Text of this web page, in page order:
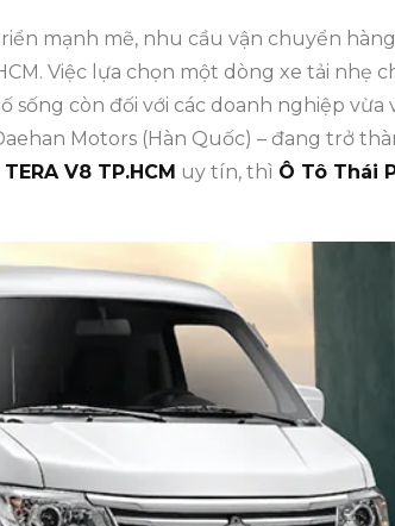
mạnh mẽ, nhu cầu vận chuyển
Việc lựa chọn một dòng xe tải nhẹ
còn đối với các doanh nghiệp vừa
Motors (Hàn Quốc) – đang trở
V8 TP.HCM uy tín, thì Ô Tô Thái